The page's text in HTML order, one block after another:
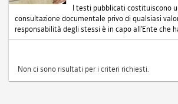
I testi pubblicati costituiscono
consultazione documentale privo di qualsiasi
responsabilità degli stessi è in capo all'Ente che
Non ci sono risultati per i criteri richiesti.